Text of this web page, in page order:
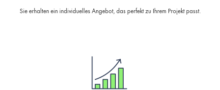
Sie erhalten ein individuelles Angebot, das perfekt zu Ihrem Projekt passt.